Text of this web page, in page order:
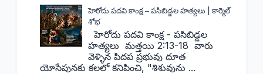
హెరోదు పదవి కాంక్ష – పసిబిడ్డల హత్యలు | కార్మెల్
శోభ
హెరోదు పదవి కాంక్ష - పసిబిడ్డల
హత్యలు మత్తయి 2:13-18 వారు
వెళ్ళిన పిదప ప్రభువు దూత
యోసేపునకు కలలో కనిపించి, "శిశువును ...